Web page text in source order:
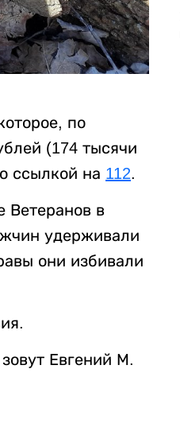
по
(174 тысячи
ссылкой на 112.
Ветеранов в
удерживали
они избивали
Евгений М.